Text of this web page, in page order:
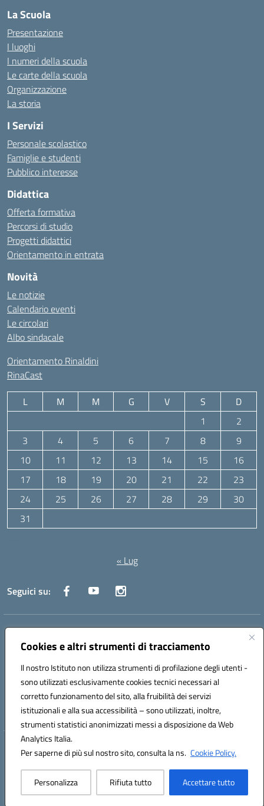
Cookies e altri strumenti di tracciamento
Il nostro Istituto non utilizza strumenti di profilazione degli utenti -
sono utilizzati esclusivamente cookies tecnici necessari al
corretto funzionamento del sito, alla fruibilità dei servizi
istituzionali e alla sua accessibilità – sono utilizzati, inoltre,
strumenti statistici anonimizzati messi a disposizione da Web
Analytics Italia.
Per saperne di più sul nostro sito, consulta la ns. Cookie Policy.
Personalizza Rifiuta tutto Accettare tutto
La Scuola
Presentazione
I luoghi
I numeri della scuola
Le carte della scuola
Organizzazione
La storia
I Servizi
Personale scolastico
Famiglie e studenti
Pubblico interesse
Didattica
Offerta formativa
Percorsi di studio
Progetti didattici
Orientamento in entrata
Novità
Le notizie
Calendario eventi
Le circolari
Albo sindacale
Orientamento Rinaldini
RinaCast
L M M G V S
D
1
2
3
4 5 6 7 8
9
10
11 12 13 14 15
16
17
18 19 20 21 22
23
24
25 26 27 28 29
30
31
« Lug
Seguici su:
Indirizzo:Via Canale 1, Ancona
Centralino:071 204723 Email:anpc010006@istruzione.it
Codice fiscale: 93020970427
Codice meccanografico:
ANPC010006
Codice unico di fatturazione (CUF): UFBE6V
Hosting & Powered by 3D Solution S.r.l.
Concept & Design by Designers Italia